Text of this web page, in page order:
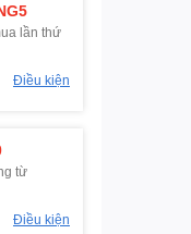
lần thứ
Điều kiện
từ
Điều kiện